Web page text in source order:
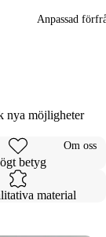
Anpassad
Om oss
nya möjligheter
betyg
material